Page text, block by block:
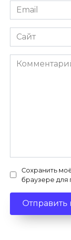
Email
*
Сайт
Комментарий
Сохранить
браузере для